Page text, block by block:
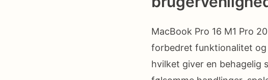
MacBook Pro 16 M1 Pro
forbedret funktionalitet og
hvilket giver en behagelig